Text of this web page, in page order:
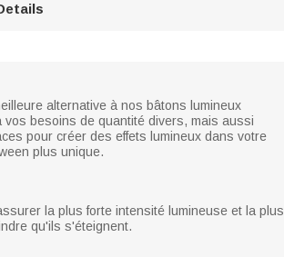
alternative à nos bâtons lumineux
besoins de quantité divers, mais aussi
pour créer des effets lumineux dans votre
plus unique.
la plus forte intensité lumineuse et la plus
qu'ils s'éteignent.